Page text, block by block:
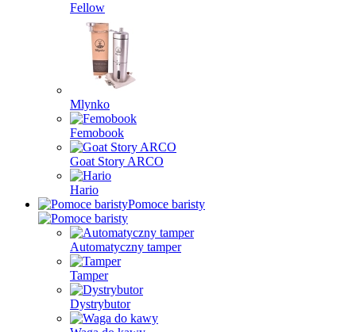
Fellow
Mlynko
Femobook
Goat Story ARCO
Hario
Pomoce baristy
Automatyczny tamper
Tamper
Dystrybutor